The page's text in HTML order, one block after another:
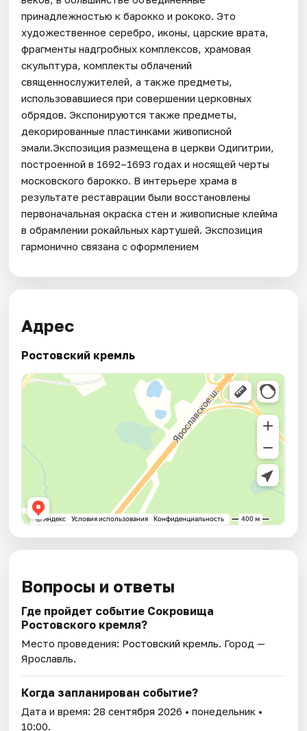
принадлежностью к барокко и рококо. Это
художественное серебро, иконы, царские врата,
фрагменты надгробных комплексов, храмовая
скульптура, комплекты облачений
священнослужителей, а также предметы,
использовавшиеся при совершении церковных
обрядов. Экспонируются также предметы,
декорированные пластинками живописной
эмали.Экспозиция размещена в церкви Одигитрии,
построенной в 1692–1693 годах и носящей черты
московского барокко. В интерьере храма в
результате реставрации были восстановлены
первоначальная окраска стен и живописные клейма
в обрамлении рокайльных картушей. Экспозиция
гармонично связана с оформлением
Адрес
Ростовский кремль
Вопросы и ответы
Где пройдет событие Сокровища
Ростовского кремля?
Место проведения: Ростовский кремль. Город —
Ярославль.
Когда запланирован событие?
Дата и время:28 сентября 2026 • понедельник •
10:00.